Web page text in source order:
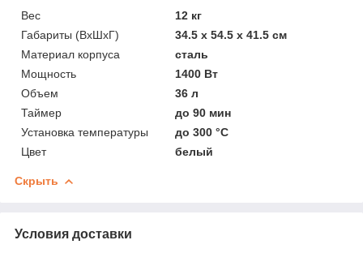
Вес
12 кг
Габариты (ВхШхГ)
34.5 х 54.5 х 41.5 см
Материал корпуса
сталь
Мощность
1400 Вт
Объем
36 л
Таймер
до 90 мин
Установка температуры
до 300 °С
Цвет
белый
Скрыть
Условия доставки